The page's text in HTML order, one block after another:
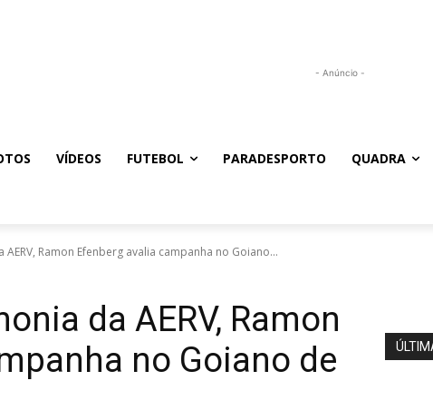
- Anúncio -
VÍDEOS FUTEBOL PARADESPORTO QUADRA
Ramon Efenberg avalia campanha no Goiano...
da AERV, Ramon
no Goiano de